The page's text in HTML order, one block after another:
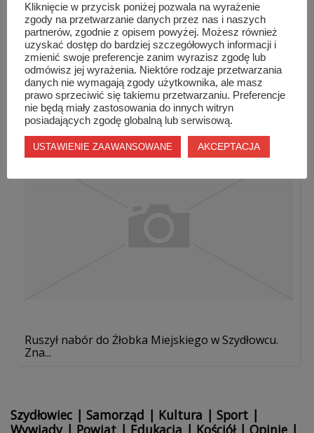
Jasełkowe „Tournee” klasy IV A
Ruszył nabór do Żłobka Miejskiego w Szydłowcu.
Zna...
Szydłowiec | Samorząd | Kultura | Sport |
Wywiady| Powiat | Edukacja | Kościół| Opinie |
Kliknięcie w przycisk poniżej pozwala na wyrażenie
zgody na przetwarzanie danych przez nas i naszych
partnerów, zgodnie z opisem powyżej. Możesz również
uzyskać dostęp do bardziej szczegółowych informacji i
zmienić swoje preferencje zanim wyrazisz zgodę lub
odmówisz jej wyrażenia. Niektóre rodzaje przetwarzania
danych nie wymagają zgody użytkownika, ale masz
prawo sprzeciwić się takiemu przetwarzaniu. Preferencje
nie będą miały zastosowania do innych witryn
posiadających zgodę globalną lub serwisową.
USTAWIENIE ZAAWANSOWANE AKCEPTACJA